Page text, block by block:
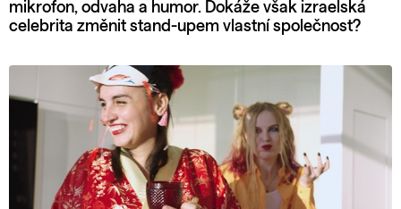
mikrofon, odvaha a humor. Dokáže však izraelská
celebrita změnit stand-upem vlastní společnost?